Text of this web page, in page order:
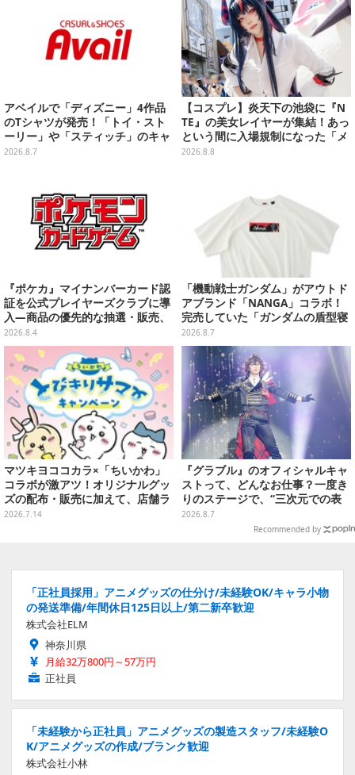
アベイルで「ディズニー」4作品
のTシャツが発売！「トイ・スト
ーリー」や「スティッチ」のキャ
ラを刺しゅうでデザイン
2026.8.7
【コスプレ】炎天下の池袋に『N
TE』の美女レイヤーが集結！あっ
という間に入場規制になった「メ
ェメェ村の大冒険」をレポート
2026.8.8
『ポケカ』マイナンバーカード認
証を公式プレイヤーズクラブに導
入―商品の優先的な抽選・販売、
公式大会への参加申し込みに活用
2026.8.4
「機動戦士ガンダム」がアウトド
アブランド「NANGA」コラボ！
完売していた「ガンダムの盾型寝
袋」も2次受注開始
2026.8.7
マツキヨココカラ×「ちいかわ」
コラボが激アツ！オリジナルグッ
ズの配布・販売に加えて、店舗ラ
ッピングや”花火打ち上げ”まで盛
2026.7.14
『グラブル』のオフィシャルキャ
ストって、どんなお仕事？一度き
りのステージで、“三次元での表
現”に全力を懸けるキャスト陣の
舞台裏【インタビュー】
2026.8.7
Recommended by
「正社員採用」アニメグッズの仕分け/未経験OK/キャラ小物
の発送準備/年間休日125日以上/第二新卒歓迎
株式会社ELM
神奈川県
月給32万800円～57万円
正社員
「未経験から正社員」アニメグッズの製造スタッフ/未経験O
K/アニメグッズの作成/ブランク歓迎
株式会社小林